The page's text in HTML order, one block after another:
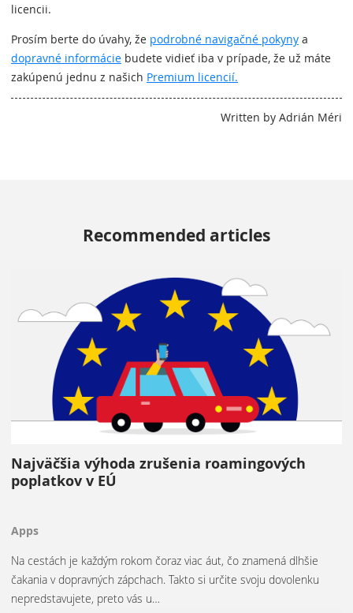
licencii.
Prosím berte do úvahy, že podrobné navigačné pokyny a
dopravné informácie budete vidieť iba v prípade, že už máte
zakúpenú jednu z našich Premium licencií.
Written by Adrián Méri
Recommended articles
Najväčšia výhoda zrušenia roamingových
poplatkov v EÚ
Apps
Na cestách je každým rokom čoraz viac áut, čo znamená dlhšie
čakania v dopravných zápchach. Takto si určite svoju dovolenku
nepredstavujete, preto vás u…